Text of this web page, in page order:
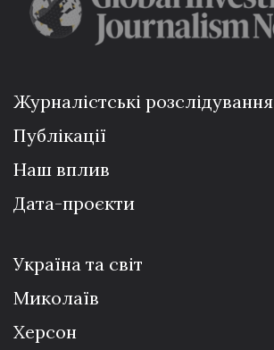
Журналістські розслідування
Публікації
Наш вплив
Дата-проєкти
Україна та світ
Миколаїв
Херсон